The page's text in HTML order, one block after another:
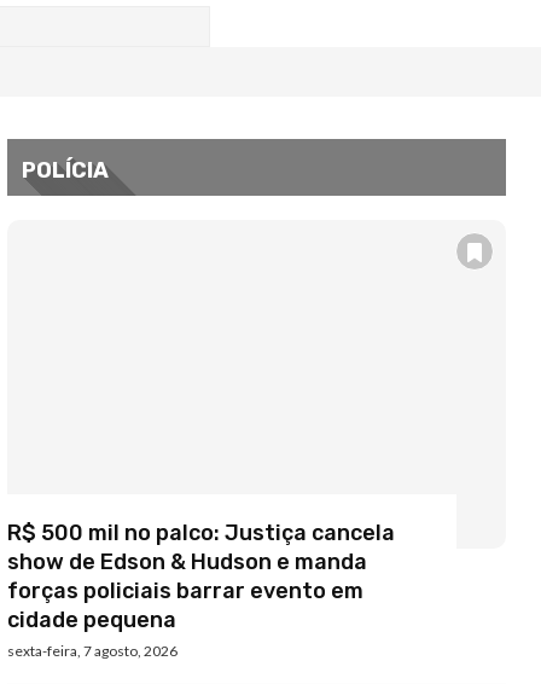
POLÍCIA
R$ 500 mil no palco: Justiça cancela
show de Edson & Hudson e manda
forças policiais barrar evento em
cidade pequena
sexta-feira, 7 agosto, 2026